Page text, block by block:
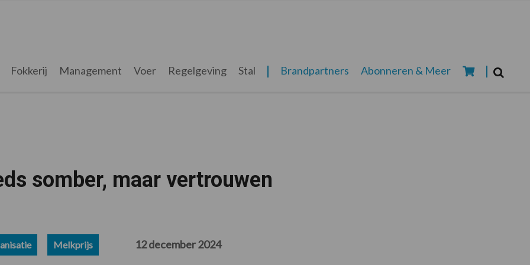
Fokkerij Management Voer Regelgeving Stal Brandpartners Abonneren & Meer
somber, maar vertrouwen
Melkprijs 12 december 2024